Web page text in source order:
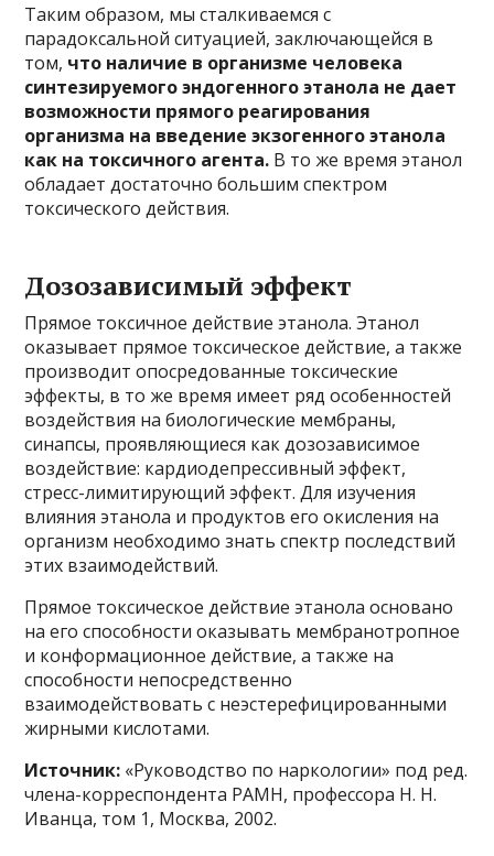
Таким образом, мы сталкиваемся с
парадоксальной ситуацией, заключающейся в
том, что наличие в организме человека
синтезируемого эндогенного этанола не дает
возможности прямого реагирования
организма на введение экзогенного этанола
как на токсичного агента. В то же время этанол
обладает достаточно большим спектром
токсического действия.
Дозозависимый эффект
Прямое токсичное действие этанола. Этанол
оказывает прямое токсическое действие, а также
производит опосредованные токсические
эффекты, в то же время имеет ряд особенностей
воздействия на биологические мембраны,
синапсы, проявляющиеся как дозозависимое
воздействие: кардиодепрессивный эффект,
стресс-лимитирующий эффект. Для изучения
влияния этанола и продуктов его окисления на
организм необходимо знать спектр последствий
этих взаимодействий.
Прямое токсическое действие этанола основано
на его способности оказывать мембранотропное
и конформационное действие, а также на
способности непосредственно
взаимодействовать с неэстерефицированными
жирными кислотами.
Источник: «Руководство по наркологии» под ред.
члена-корреспондента РАМН, профессора Н. Н.
Иванца, том 1, Москва, 2002.